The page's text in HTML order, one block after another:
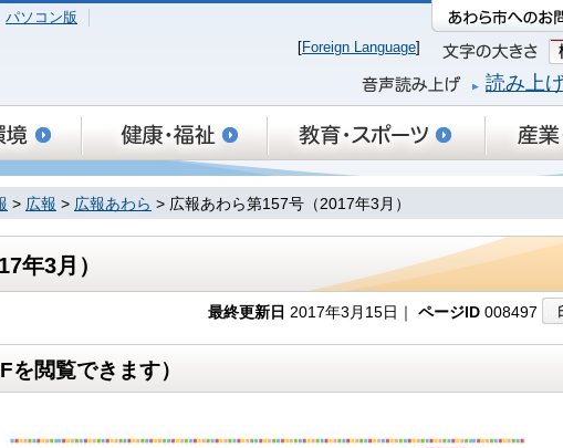
パソコン版
[Foreign Language]
読み上
> 広報 > 広報あわら > 広報あわら第157号（2017年3月）
年3月）
最終更新日 2017年3月15日｜ ページID 008497
閲覧できます）